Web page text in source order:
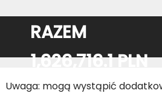
RAZEM
1,626,716.1 PLN
Uwaga: mogą wystąpić